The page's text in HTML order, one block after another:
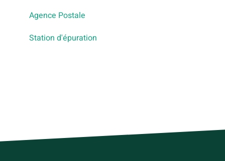
Agence Postale
Station d'épuration